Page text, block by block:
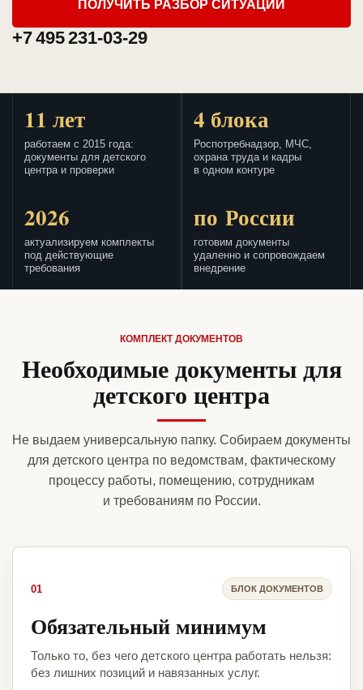
ПОЛУЧИТЬ РАЗБОР СИТУАЦИИ
+7 495 231-03-29
11 лет
работаем с 2015 года:
документы для детского
центра и проверки
4 блока
Роспотребнадзор, МЧС,
охрана труда и кадры
в одном контуре
2026
актуализируем комплекты
под действующие
требования
по России
готовим документы
удаленно и сопровождаем
внедрение
КОМПЛЕКТ ДОКУМЕНТОВ
Необходимые документы для
детского центра
Не выдаем универсальную папку. Собираем документы
для детского центра по ведомствам, фактическому
процессу работы, помещению, сотрудникам
и требованиям по России.
01 БЛОК ДОКУМЕНТОВ
Обязательный минимум
Только то, без чего детского центра работать нельзя:
без лишних позиций и навязанных услуг.